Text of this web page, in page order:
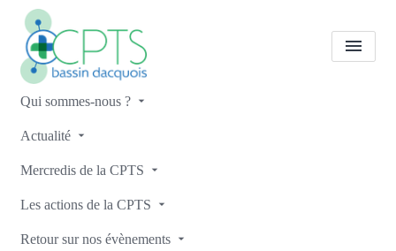
Qui sommes-nous ?
Actualité
Mercredis de la CPTS
Les actions de la CPTS
Retour sur nos évènements
CPTS Du Bassin Dacquois